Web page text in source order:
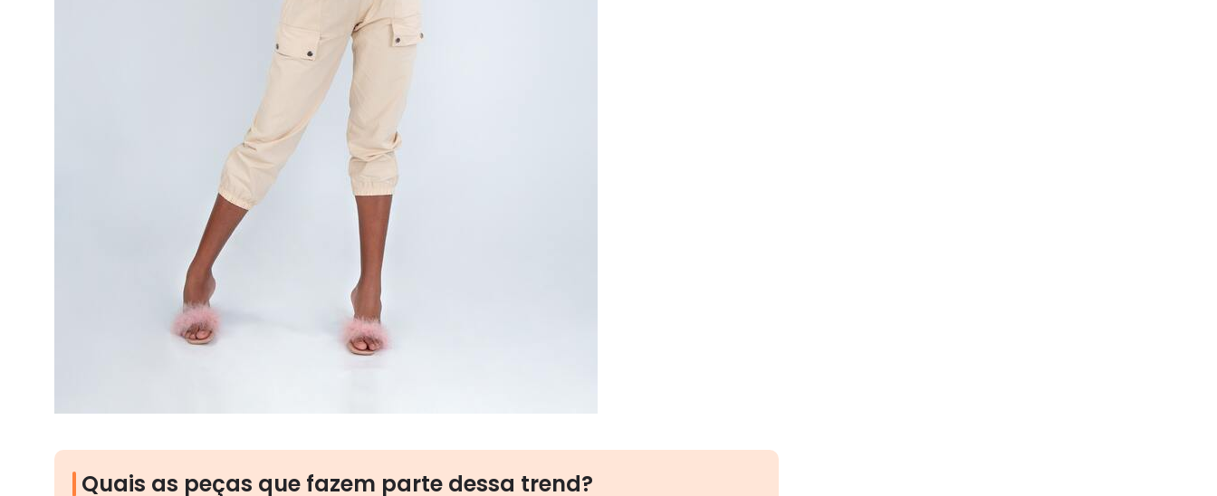
Quais as peças que fazem parte dessa trend?